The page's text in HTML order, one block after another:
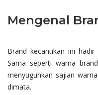
Mengenal
Brand kecantikan ini
Sama seperti warna
menyuguhkan sajian
dimata.